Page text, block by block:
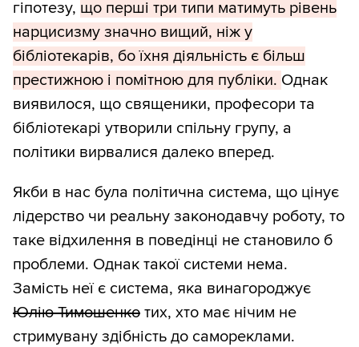
гіпотезу, що перші три типи матимуть рівень
нарцисизму значно вищий, ніж у
бібліотекарів, бо їхня діяльність є більш
престижною і помітною для публіки. Однак
виявилося, що священики, професори та
бібліотекарі утворили спільну групу, а
політики вирвалися далеко вперед.
Якби в нас була політична система, що цінує
лідерство чи реальну законодавчу роботу, то
таке відхилення в поведінці не становило б
проблеми. Однак такої системи нема.
Замість неї є система, яка винагороджує
Юлію Тимошенко тих, хто має нічим не
стримувану здібність до самореклами.